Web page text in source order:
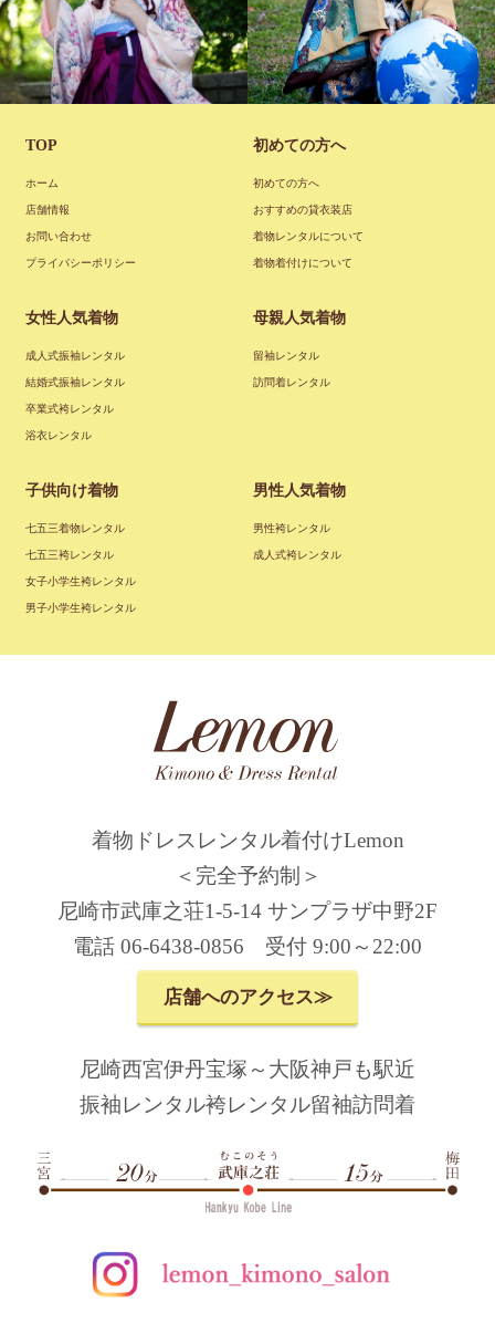
女
七
TOP
ホーム
店舗情報
お問い合わせ
プライバシーポリシー
初めての方へ
初めての方へ
おすすめの貸衣装店
着物レンタルについて
着物着付けについて
女性人気着物
成人式振袖レンタル
結婚式振袖レンタル
卒業式袴レンタル
浴衣レンタル
母親人気着物
留袖レンタル
訪問着レンタル
子供向け着物
七五三着物レンタル
七五三袴レンタル
女子小学生袴レンタル
男子小学生袴レンタル
男性人気着物
男性袴レンタル
成人式袴レンタル
着物ドレスレンタル着付けLemon
＜完全予約制＞
尼崎市武庫之荘1-5-14 サンプラザ中野2F
電話 06-6438-0856 受付 9:00～22:00
店舗へのアクセス≫
尼崎西宮伊丹宝塚～大阪神戸も駅近
振袖レンタル袴レンタル留袖訪問着